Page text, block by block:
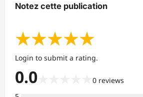
Notez cette publication
★★★★★
Login to submit a rating.
0.0 0 reviews